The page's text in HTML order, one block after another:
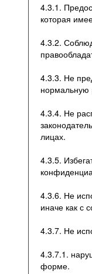
4.3.1.
которая
4.3.2.
4.3.3. Не
нормальную
4.3.4. Не
лицах.
4.3.5.
4.3.6. Не
иначе как с
4.3.7. Не
4.3.7.1.
форме.